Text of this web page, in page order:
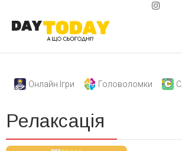
Онлайн Ігри Головоломки
Релаксація